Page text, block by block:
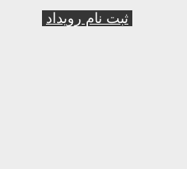
ثبت نام رویداد